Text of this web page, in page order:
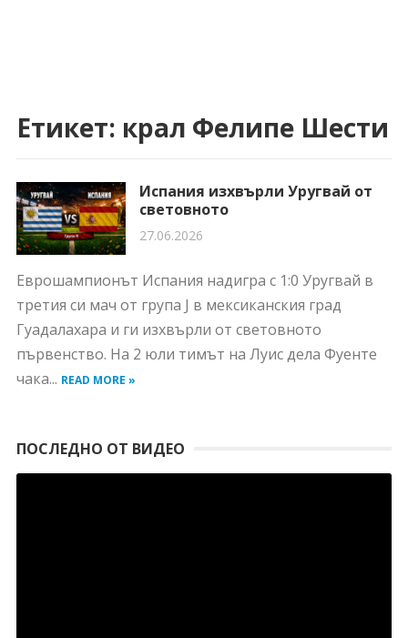
Етикет: крал Фелипе Шести
Испания изхвърли Уругвай от
световното
27.06.2026
Еврошампионът Испания надигра с 1:0 Уругвай в
третия си мач от група J в мексиканския град
Гуадалахара и ги изхвърли от световното
първенство. На 2 юли тимът на Луис дела Фуенте
чака... READ MORE »
ПОСЛЕДНО ОТ ВИДЕО